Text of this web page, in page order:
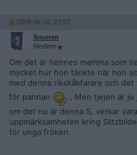
2009-06-16, 23:03
Snurren
Medlem
Om det är hennes mamma som
mycket hur hon tänkte när hon
med denna rikskåkfarare och
för pannan
. Men tjejen är ju
om det nu är denna S, verkar
uppmärksamheten kring
för unga fröken.